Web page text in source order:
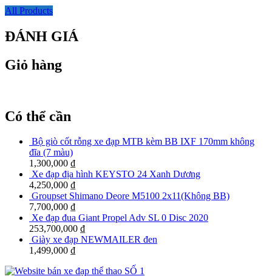
All Products
ĐÁNH GIÁ
Giỏ hàng
Có thể cần
Bộ giò cốt rỗng xe đạp MTB kèm BB IXF 170mm không
đĩa (7 màu)
1,300,000 ₫
Xe đạp địa hình KEYSTO 24 Xanh Dương
4,250,000 ₫
Groupset Shimano Deore M5100 2x11(Không BB)
7,700,000 ₫
Xe đạp đua Giant Propel Adv SL 0 Disc 2020
253,700,000 ₫
Giày xe đạp NEWMAILER đen
1,499,000 ₫